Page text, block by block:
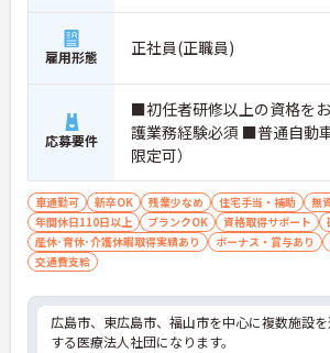
雇用形態 正社員(正職員)
応募要件
■初任者研修以上の資格を
護業務経験必須 ■普通自動
限定可）
車通勤可 新卒OK 残業少なめ 住宅手当・補助
無
年間休日110日以上
ブランクOK 資格取得サポート
産休･育休･介護休暇取得実績あり
ボーナス・賞与あり
交通費支給
広島市、東広島市、福山市を中心に複数施設
する医療法人社団になります。